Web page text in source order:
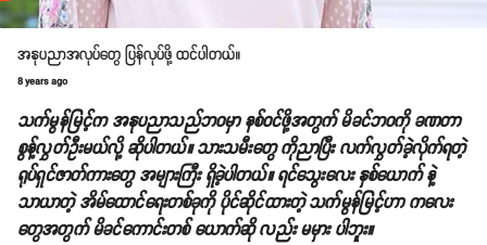
အနုပညာအလုပ်တွေ ပြန်လုပ်ဖို့ ထင်ပါတယ်။
8 years ago
သက်မွန်မြင့်က အနုပညာသည်ဘဝမှာ နစ်ဝင်ဖို့အတွက် မိခင်ဘဝကို ခဏတာ
စွန့်လွှတ်ဦးမယ်လို့ ဆိုပါတယ်။ သားသမီးတွေ ကိုညာပြီး လက်လွှတ်ခဲ့လိုက်ရတဲ့
ရုပ်ရှင်ဇာတ်ကားတွေ အများကြီး ရှိခဲ့ပါတယ်။ ရင်သွေးလေး နှစ်ယောက် နဲ့
သာယာတဲ့ အိမ်ထောင်ရေးတစ်ခုကို ပိုင်ဆိုင်ထားတဲ့ သက်မွန်မြင့်ဟာ ကလေး
တွေအတွက် မိခင်ကောင်းတစ် ယောက်ဆို လည်း မမှား ပါဘူး။